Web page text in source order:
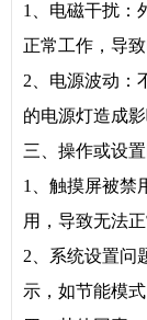
1、电磁干扰：
正常工作，导致
2、电源波动：
的电源灯造成影
三、操作或设
1、触摸屏被禁
用，导致无法
2、系统设置问
示，如节能模